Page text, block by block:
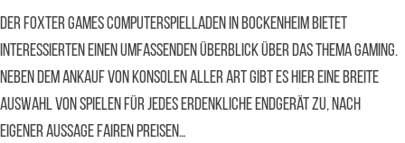
Der Foxter Games Computerspielladen in Bockenheim bietet
Interessierten einen umfassenden Überblick über das Thema Gaming.
Neben dem Ankauf von Konsolen aller Art gibt es hier eine breite
Auswahl von Spielen für jedes erdenkliche Endgerät zu, nach
eigener Aussage fairen Preisen…